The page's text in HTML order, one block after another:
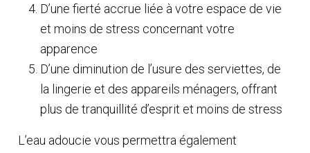
D’une fierté accrue liée à votre espace de vie
et moins de stress concernant votre
apparence
D’une diminution de l’usure des serviettes, de
la lingerie et des appareils ménagers, offrant
plus de tranquillité d’esprit et moins de stress
L’eau adoucie vous permettra également